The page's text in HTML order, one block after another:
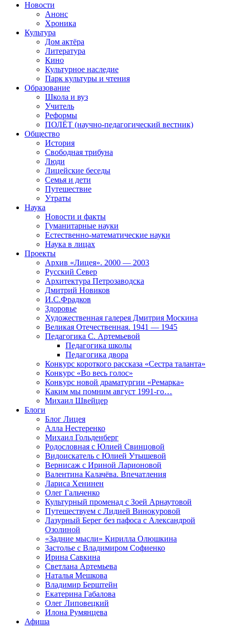
Новости
Анонс
Хроника
Культура
Дом актёра
Литература
Кино
Культурное наследие
Парк культуры и чтения
Образование
Школа и вуз
Учитель
Реформы
ПОЛЁТ (научно-педагогический вестник)
Общество
История
Свободная трибуна
Люди
Лицейские беседы
Семья и дети
Путешествие
Утраты
Наука
Новости и факты
Гуманитарные науки
Естественно-математические науки
Наука в лицах
Проекты
Архив «Лицея». 2000 — 2003
Русский Север
Архитектура Петрозаводска
Дмитрий Новиков
И.С.Фрадков
Здоровье
Художественная галерея Дмитрия Москина
Великая Отечественная. 1941 — 1945
Педагогика С. Артемьевой
Педагогика школы
Педагогика двора
Конкурс короткого рассказа «Сестра таланта»
Конкурс «Во весь голос»
Конкурс новой драматургии «Ремарка»
Каким мы помним август 1991-го…
Михаил Швейцер
Блоги
Блог Лицея
Алла Нестеренко
Михаил Гольденберг
Родословная с Юлией Свинцовой
Видоискатель с Юлией Утышевой
Вернисаж с Ириной Ларионовой
Валентина Калачёва. Впечатления
Лариса Хенинен
Олег Гальченко
Культурный променад с Зоей Арнаутовой
Путешествуем с Лидией Винокуровой
Лазурный Берег без пафоса с Александрой
Озолиной
«Задние мысли» Кирилла Олюшкина
Застолье с Владимиром Софиенко
Ирина Савкина
Светлана Артемьева
Наталья Мешкова
Владимир Берштейн
Екатерина Габалова
Олег Липовецкий
Илона Румянцева
Афиша